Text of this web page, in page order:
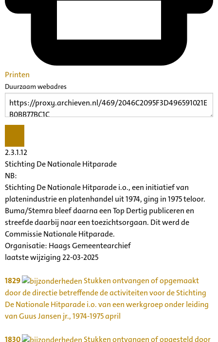
Printen
Duurzaam webadres
2.3.1.12
Stichting De Nationale Hitparade
NB:
Stichting De Nationale Hitparade i.o., een initiatief van
platenindustrie en platenhandel uit 1974, ging in 1975 teloor.
Buma/Stemra bleef daarna een Top Dertig publiceren en
streefde daarbij naar een toezichtsorgaan. Dit werd de
Commissie Nationale Hitparade.
Organisatie: Haags Gemeentearchief
laatste wijziging 22-03-2025
1829
Stukken ontvangen of opgemaakt
door de directie betreffende de activiteiten voor de Stichting
De Nationale Hitparade i.o. van een werkgroep onder leiding
van Guus Jansen jr., 1974-1975 april
1830 Stukken ontvangen of opgesteld door